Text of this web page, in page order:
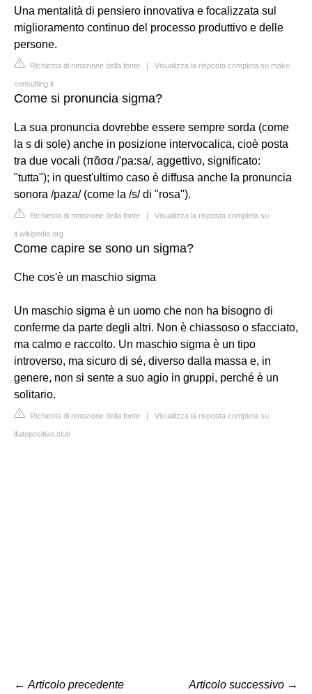
Una mentalità di pensiero innovativa e focalizzata sul
miglioramento continuo del processo produttivo e delle
persone.
Richiesta di rimozione della fonte | Visualizza la risposta completa su make-
consulting.it
Come si pronuncia sigma?
La sua pronuncia dovrebbe essere sempre sorda (come
la s di sole) anche in posizione intervocalica, cioè posta
tra due vocali (πᾶσα /'pa:sa/, aggettivo, significato:
"tutta"); in quest'ultimo caso è diffusa anche la pronuncia
sonora /paza/ (come la /s/ di "rosa").
Richiesta di rimozione della fonte | Visualizza la risposta completa su
it.wikipedia.org
Come capire se sono un sigma?
Che cos'è un maschio sigma
Un maschio sigma è un uomo che non ha bisogno di
conferme da parte degli altri. Non è chiassoso o sfacciato,
ma calmo e raccolto. Un maschio sigma è un tipo
introverso, ma sicuro di sé, diverso dalla massa e, in
genere, non si sente a suo agio in gruppi, perché è un
solitario.
Richiesta di rimozione della fonte | Visualizza la risposta completa su
illatopositivo.club
← Articolo precedente
Articolo successivo →